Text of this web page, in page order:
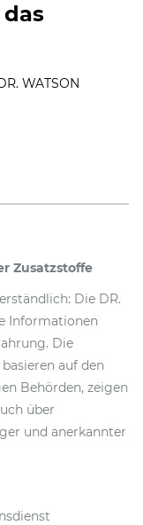
WATSON
Zusatzstoffe
Die DR.
Informationen
Die
auf den
Behörden, zeigen
über
und anerkannter